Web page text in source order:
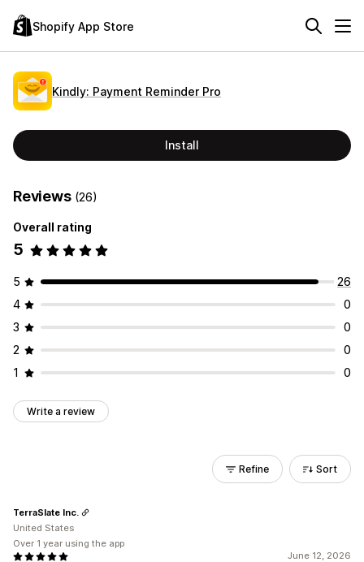
Shopify App Store
Kindly: Payment Reminder Pro
Install
Reviews (26)
Overall rating
5
5
26
4
0
3
0
2
0
1
0
Write a review
Refine Sort
June 12, 2026
TerraSlate Inc.
United States
Over 1 year using the app